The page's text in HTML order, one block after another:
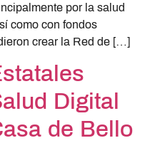
por la salud
como con fondos
crear la Red de […]
Digital
de Bello